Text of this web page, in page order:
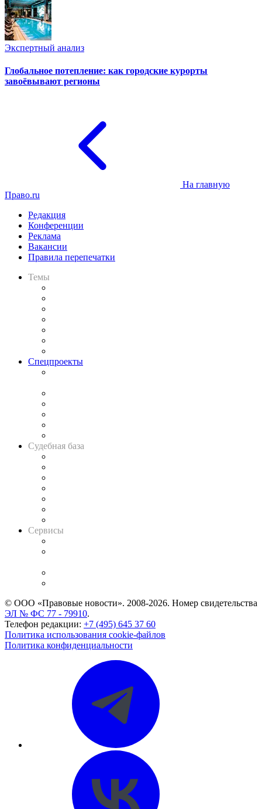
Экспертный анализ
Глобальное потепление: как городские курорты
завоёвывают регионы
На главную
Право.ru
Редакция
Конференции
Реклама
Вакансии
Правила перепечатки
Темы
Спецпроекты
Судебная база
Сервисы
© ООО «Правовые новости». 2008-2026. Номер свидетельства
ЭЛ № ФС 77 - 79910.
Телефон редакции: +7 (495) 645 37 60
Политика использования cookie-файлов
Политика конфиденциальности